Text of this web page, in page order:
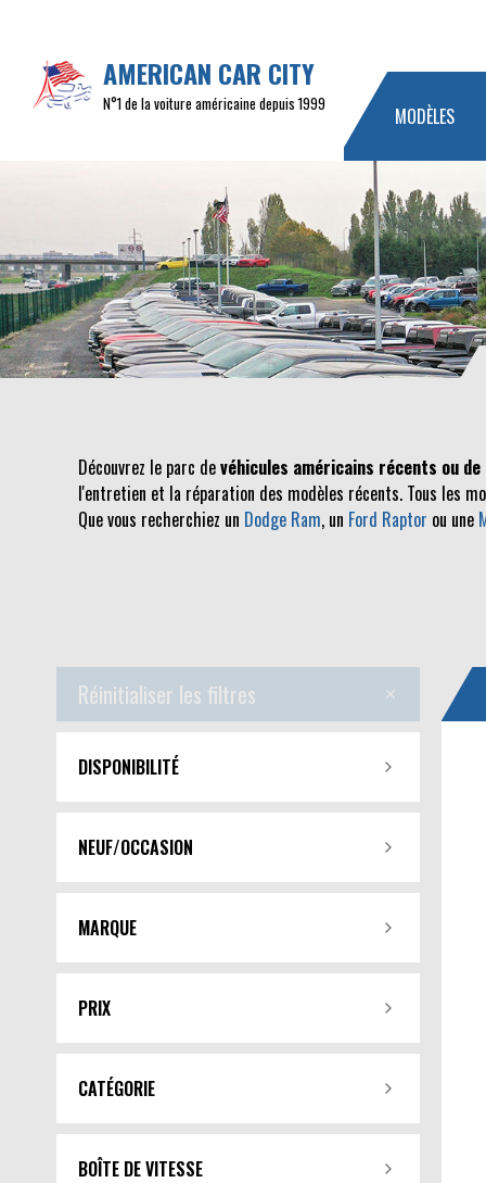
AMERICAN CAR CITY
N°1 de la voiture américaine depuis 1999 MODÈLES
Découvrez le parc devéhicules américains récents ou
l'entretien et la réparation des modèles récents. Tous les
Que vous recherchiez un Dodge Ram, un Ford Raptor ou une
Réinitialiser les filtres
DISPONIBILITÉ
NEUF/OCCASION
MARQUE
PRIX
CATÉGORIE
BOÎTE DE VITESSE